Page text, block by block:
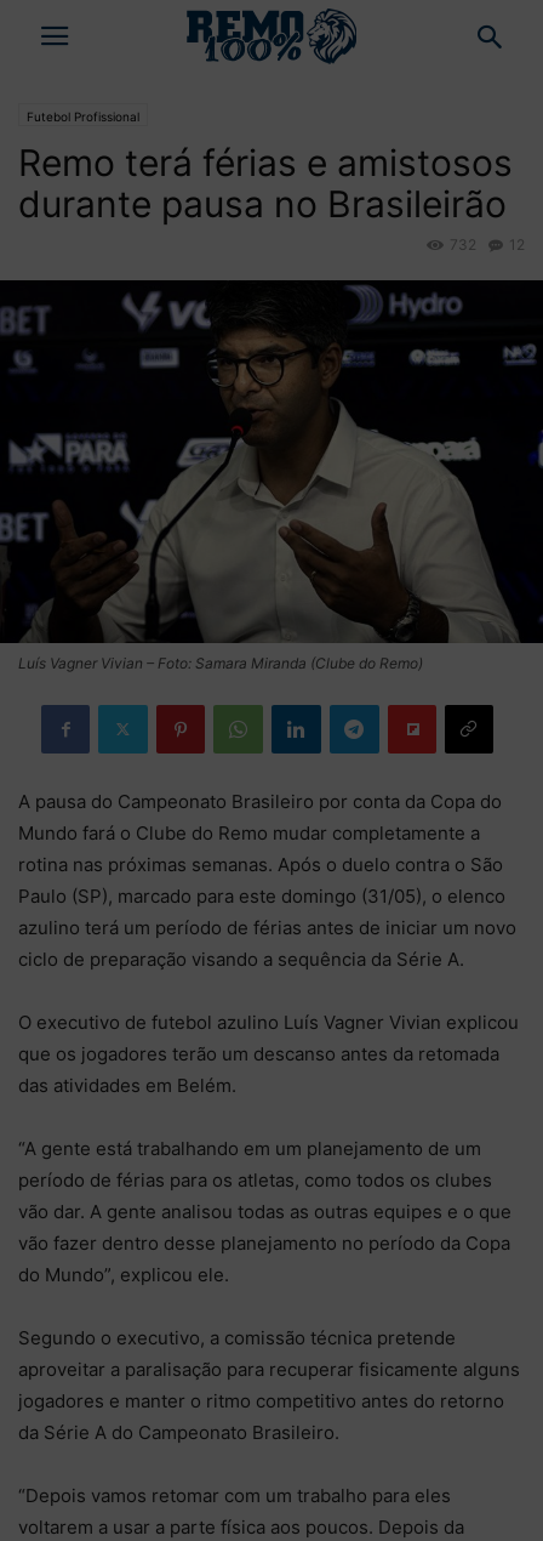
Futebol Profissional
Remo terá férias e amistosos
durante pausa no Brasileirão
12
732
Luís Vagner Vivian – Foto: Samara Miranda (Clube do Remo)
A pausa do Campeonato Brasileiro por conta da Copa do
Mundo fará o Clube do Remo mudar completamente a
rotina nas próximas semanas. Após o duelo contra o São
Paulo (SP), marcado para este domingo (31/05), o elenco
azulino terá um período de férias antes de iniciar um novo
ciclo de preparação visando a sequência da Série A.
O executivo de futebol azulino Luís Vagner Vivian explicou
que os jogadores terão um descanso antes da retomada
das atividades em Belém.
“A gente está trabalhando em um planejamento de um
período de férias para os atletas, como todos os clubes
vão dar. A gente analisou todas as outras equipes e o que
vão fazer dentro desse planejamento no período da Copa
do Mundo”, explicou ele.
Segundo o executivo, a comissão técnica pretende
aproveitar a paralisação para recuperar fisicamente alguns
jogadores e manter o ritmo competitivo antes do retorno
da Série A do Campeonato Brasileiro.
“Depois vamos retomar com um trabalho para eles
voltarem a usar a parte física aos poucos. Depois da